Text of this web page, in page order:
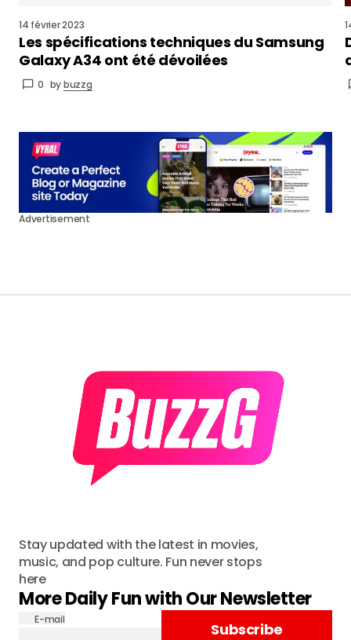
14 février 2023
Les spécifications techniques du Samsung
Galaxy A34 ont été dévoilées
0 bybuzzg
Advertisement
Stay updated with the latest in movies,
music, and pop culture. Fun never stops
here
More Daily Fun with Our Newsletter
E-mail
Subscribe